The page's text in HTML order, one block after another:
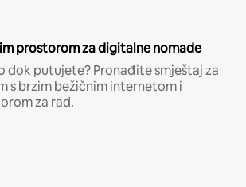
prostorom za digitalne nomade
dok putujete? Pronađite smještaj za
s brzim bežičnim internetom i
za rad.